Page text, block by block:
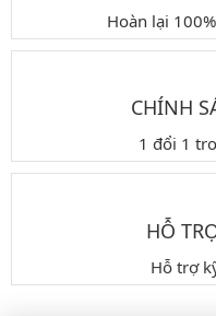
Hoàn lại
CHÍNH
1 đổi 1
HỖ
Hỗ trợ